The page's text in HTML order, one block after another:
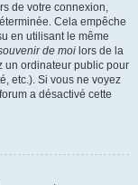
de votre connexion,
Cela empêche
en utilisant le même
de moi lors de la
un ordinateur public pour
etc.). Si vous ne voyez
a désactivé cette